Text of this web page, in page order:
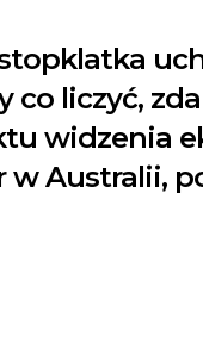
co liczyć,
widzenia
w Australii,